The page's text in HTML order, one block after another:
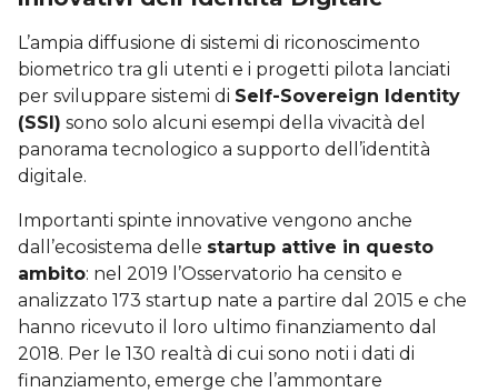
L’ampia diffusione di sistemi di riconoscimento
biometrico tra gli utenti e i progetti pilota lanciati
per sviluppare sistemi di Self-Sovereign Identity
(SSI) sono solo alcuni esempi della vivacità del
panorama tecnologico a supporto dell’identità
digitale.
Importanti spinte innovative vengono anche
dall’ecosistema delle startup attive in questo
ambito: nel 2019 l’Osservatorio ha censito e
analizzato 173 startup nate a partire dal 2015 e che
hanno ricevuto il loro ultimo finanziamento dal
2018. Per le 130 realtà di cui sono noti i dati di
finanziamento, emerge che l’ammontare